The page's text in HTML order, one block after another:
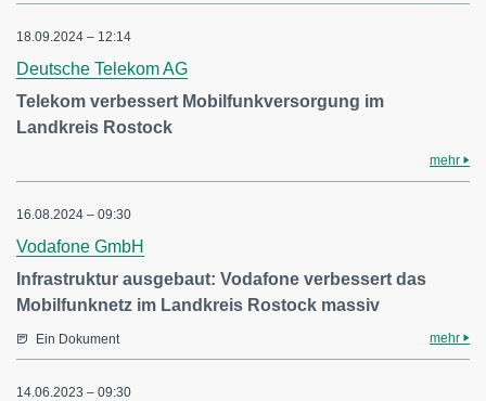
18.09.2024 – 12:14
Deutsche Telekom AG
Telekom verbessert Mobilfunkversorgung im
Landkreis Rostock
mehr
16.08.2024 – 09:30
Vodafone GmbH
Infrastruktur ausgebaut: Vodafone verbessert das
Mobilfunknetz im Landkreis Rostock massiv
Ein Dokument mehr
14.06.2023 – 09:30